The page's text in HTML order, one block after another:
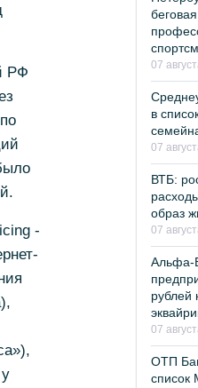
РФ
-
07
в
07
ВТБ:
образ
07
Альфа-
рублей
07
ОТП